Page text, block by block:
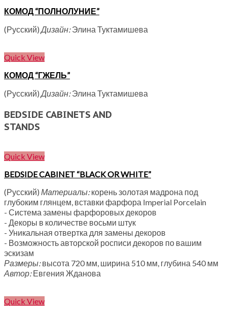
КОМОД “ПОЛНОЛУНИЕ”
(Русский)Дизайн:Элина Туктамишева
Quick View
КОМОД “ГЖЕЛЬ”
(Русский)Дизайн:Элина Туктамишева
BEDSIDE CABINETS AND
STANDS
Quick View
BEDSIDE CABINET “BLACK OR WHITE”
(Русский) Материалы:корень золотая мадрона под
глубоким глянцем, вставки фарфора Imperial Porcelain
- Система замены фарфоровых декоров
- Декоры в количестве восьми штук
- Уникальная отвертка для замены декоров
- Возможность авторской росписи декоров по вашим
эскизам
Размеры:высота 720 мм, ширина 510 мм, глубина 540 мм
Автор:Евгения Жданова
Quick View